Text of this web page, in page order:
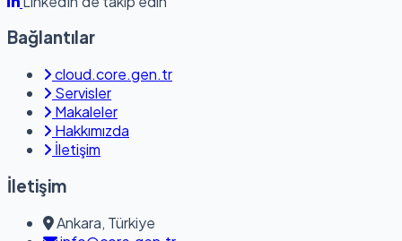
Bağlantılar
cloud.core.gen.tr
Servisler
Makaleler
Hakkımızda
İletişim
İletişim
Ankara, Türkiye